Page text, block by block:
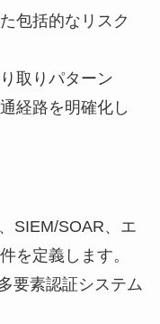
包括的なリスク
取りパターン
経路を明確化し
SIEM/SOAR、エ
を定義します。
要素認証システム